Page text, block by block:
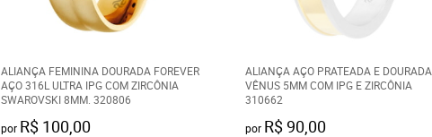
ALIANÇA FEMININA DOURADA FOREVER
AÇO 316L ULTRA IPG COM ZIRCÔNIA
SWAROVSKI 8MM. 320806
por R$ 100,00
ALIANÇA AÇO PRATEADA E DOURADA
VÊNUS 5MM COM IPG E ZIRCÔNIA
310662
por R$ 90,00